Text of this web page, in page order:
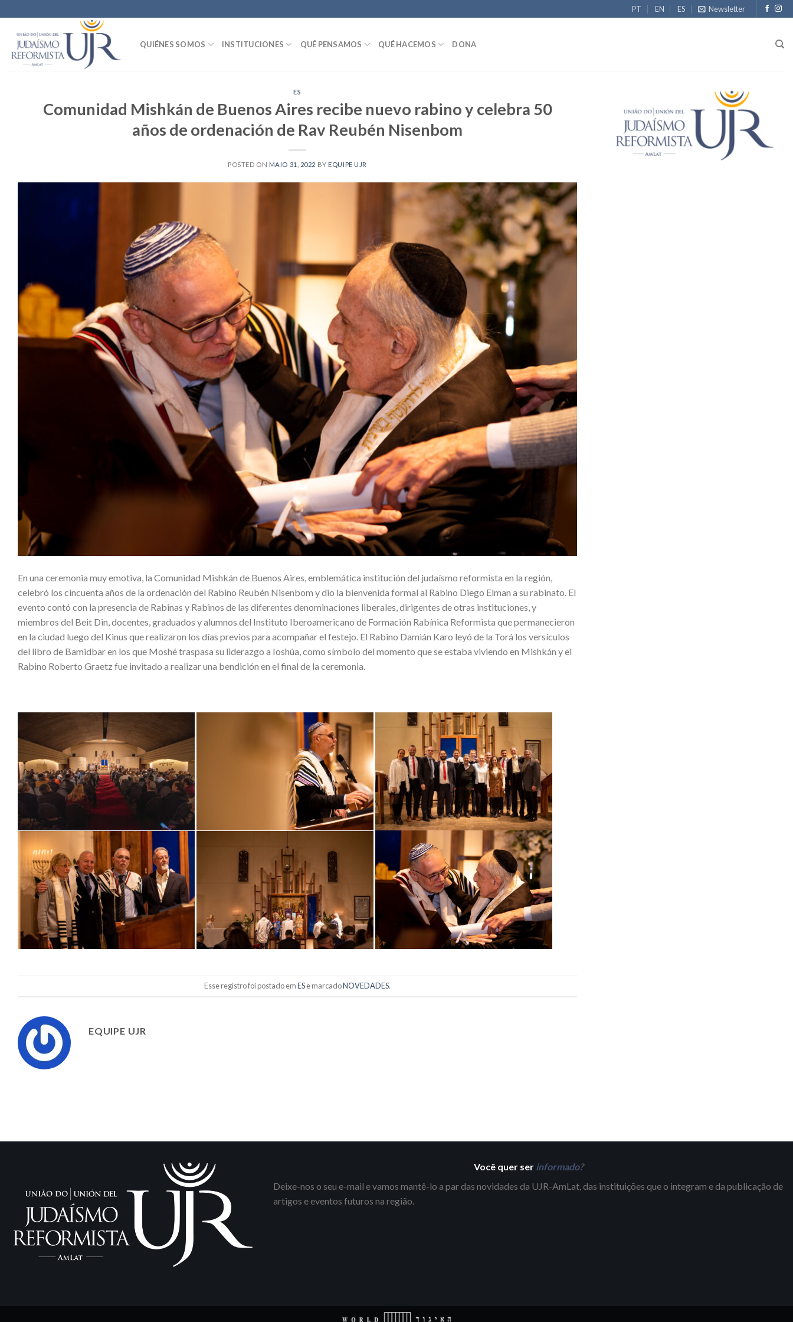
to
content
PT EN ES Newsletter
QUIÉNES SOMOS INSTITUCIONES QUÉ PENSAMOS QUÉ HACEMOS DONA
ES
Comunidad Mishkán de Buenos Aires recibe nuevo rabino y celebra 50
años de ordenación de Rav Reubén Nisenbom
POSTED ON MAIO 31, 2022 BY EQUIPE UJR
En una ceremonia muy emotiva, la Comunidad Mishkán de Buenos Aires, emblemática institución del judaísmo reformista en la región,
celebró los cincuenta años de la ordenación del Rabino Reubén Nisenbom y dio la bienvenida formal al Rabino Diego Elman a su rabinato. El
evento contó con la presencia de Rabinas y Rabinos de las diferentes denominaciones liberales, dirigentes de otras instituciones, y
miembros del Beit Din, docentes, graduados y alumnos del Instituto Iberoamericano de Formación Rabínica Reformista que permanecieron
en la ciudad luego del Kinus que realizaron los días previos para acompañar el festejo. El Rabino Damián Karo leyó de la Torá los versículos
del libro de Bamidbar en los que Moshé traspasa su liderazgo a Ioshúa, como símbolo del momento que se estaba viviendo en Mishkán y el
Rabino Roberto Graetz fue invitado a realizar una bendición en el final de la ceremonia.
Esse registro foi postado emESe marcadoNOVEDADES.
EQUIPE UJR
Você quer ser informado?
Deixe-nos o seu e-mail e vamos mantê-lo a par das novidades da UJR-AmLat, das instituições que o integram e da publicação de
artigos e eventos futuros na região.